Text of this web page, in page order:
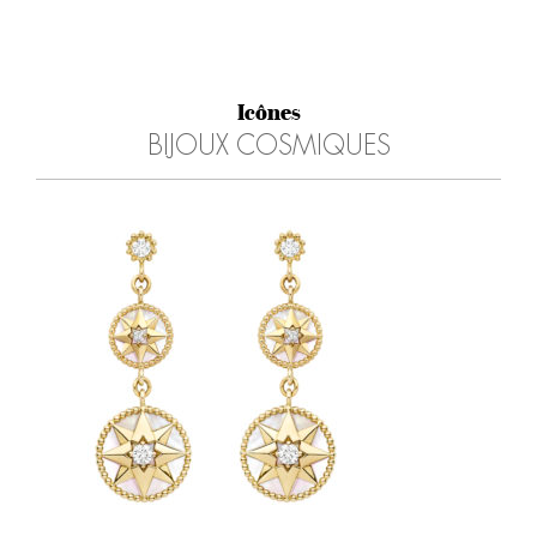
Icônes
BIJOUX COSMIQUES